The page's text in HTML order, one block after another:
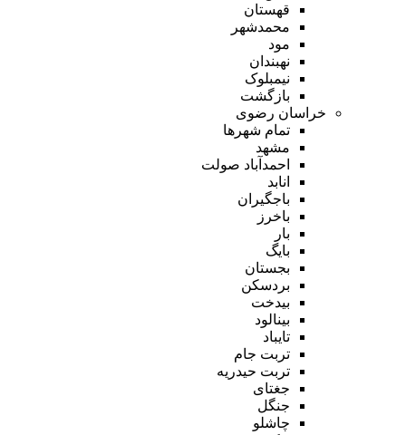
قهستان
محمدشهر
مود
نهبندان
نیمبلوک
بازگشت
خراسان رضوی
تمام شهر‌ها
مشهد
احمدآباد صولت
انابد
باجگیران
باخرز
بار
بایگ
بجستان
بردسکن
بیدخت
بینالود
تایباد
تربت جام
تربت حیدریه
جغتای
جنگل
چاشلو